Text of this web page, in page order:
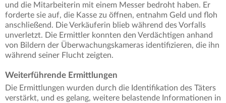
und die Mitarbeiterin mit einem Messer bedroht haben. Er
forderte sie auf, die Kasse zu öffnen, entnahm Geld und floh
anschließend. Die Verkäuferin blieb während des Vorfalls
unverletzt. Die Ermittler konnten den Verdächtigen anhand
von Bildern der Überwachungskameras identifizieren, die ihn
während seiner Flucht zeigten.
Weiterführende Ermittlungen
Die Ermittlungen wurden durch die Identifikation des Täters
verstärkt, und es gelang, weitere belastende Informationen in